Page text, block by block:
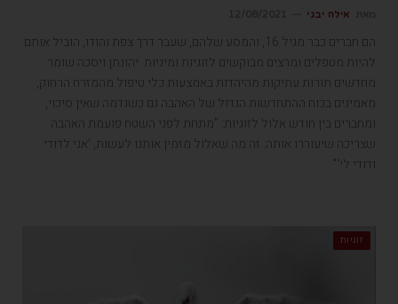
אילה יבגי
הם חברים כבר מגיל 16, והמסע שלהם, שעבר דרך צפת והודו, הוביל אותם
להיות מטפלים ומרצים מבוקשים לזוגיות ומיניות. יהונתן ויסכה שומר
מחדשים תורות עתיקות מהיהדות באמצעות כלי טיפול מהמזרח הרחוק,
מאמינים בכוח ההתחדשות הגדול של האהבה גם כשנדמה שאין סיכוי,
ומחברים בין חודש אלול לזוגיות: "מתחת לפני השטח פועמת האהבה
שצריכה שיעוררו אותה. זה מה שאלול מזמין אותנו לעשות, 'אני לדודי
ודודי לי'"
זוגיות